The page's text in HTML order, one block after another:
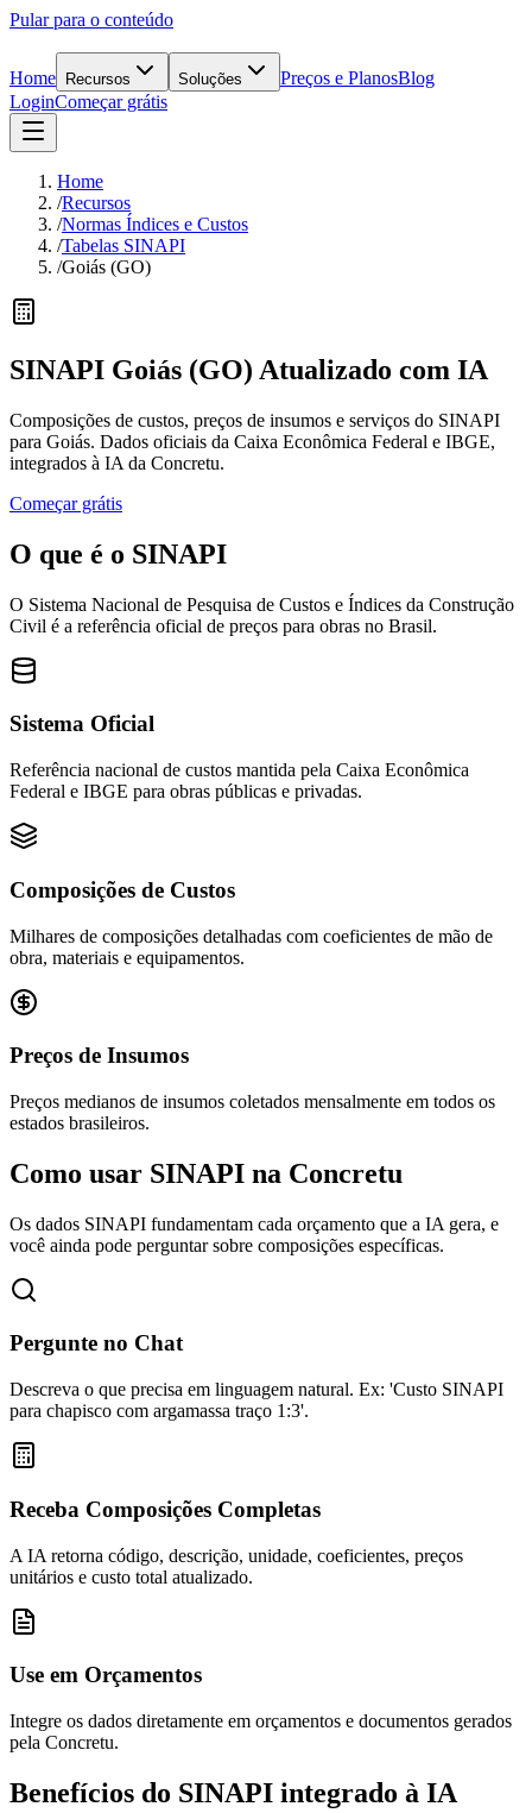
Pular para o conteúdo
Home Recursos Soluções Preços e PlanosBlog
LoginComeçar grátis
Home
/Recursos
/Normas Índices e Custos
/Tabelas SINAPI
/Goiás (GO)
SINAPI Goiás (GO) Atualizado com IA
Composições de custos, preços de insumos e serviços do SINAPI
para Goiás. Dados oficiais da Caixa Econômica Federal e IBGE,
integrados à IA da Concretu.
Começar grátis
O que é o SINAPI
O Sistema Nacional de Pesquisa de Custos e Índices da Construção
Civil é a referência oficial de preços para obras no Brasil.
Sistema Oficial
Referência nacional de custos mantida pela Caixa Econômica
Federal e IBGE para obras públicas e privadas.
Composições de Custos
Milhares de composições detalhadas com coeficientes de mão de
obra, materiais e equipamentos.
Preços de Insumos
Preços medianos de insumos coletados mensalmente em todos os
estados brasileiros.
Como usar SINAPI na Concretu
Os dados SINAPI fundamentam cada orçamento que a IA gera, e
você ainda pode perguntar sobre composições específicas.
Pergunte no Chat
Descreva o que precisa em linguagem natural. Ex: 'Custo SINAPI
para chapisco com argamassa traço 1:3'.
Receba Composições Completas
A IA retorna código, descrição, unidade, coeficientes, preços
unitários e custo total atualizado.
Use em Orçamentos
Integre os dados diretamente em orçamentos e documentos gerados
pela Concretu.
Benefícios do SINAPI integrado à IA